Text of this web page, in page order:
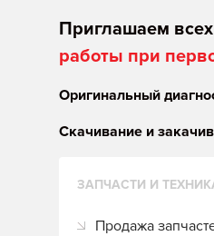
Приглашаем
работы при
Оригинальный
Скачивание и
ЗАПЧАСТИ И
Продажа